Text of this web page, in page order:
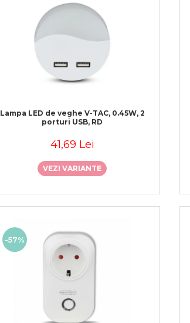
Lampa LED de veghe V-TAC, 0.45W, 2
porturi USB, RD
41,69 Lei
VEZI VARIANTE
-57%